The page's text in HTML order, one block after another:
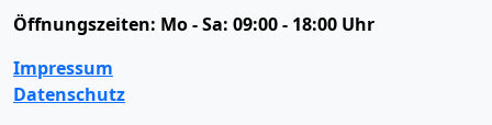
Öffnungszeiten: Mo - Sa: 09:00 - 18:00 Uhr
Impressum
Datenschutz